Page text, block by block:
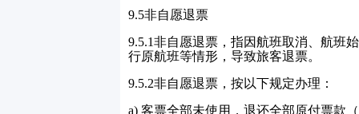
9.5非自愿退票
9.5.1非自愿退票，指因航班取消、航班
行原航班等情形，导致旅客退票。
9.5.2非自愿退票，按以下规定办理：
a) 客票全部未使用，退还全部原付票款